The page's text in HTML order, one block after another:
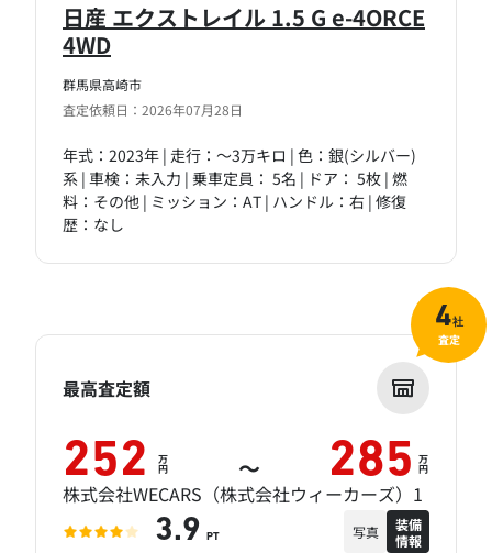
群馬県高崎市
査定依頼日：2026年07月28日
日産 エクストレイル 1.5 G e-4ORCE
4WD
年式：2023年 | 走行：～3万キロ | 色：銀(シルバー)
系 | 車検：未入力 | 乗車定員： 5名 | ドア： 5枚 | 燃
料：その他 | ミッション：AT | ハンドル：右 | 修復
歴：なし
最高査定額
252 万
円 ～ 285 万
円
株式会社WECARS（株式会社ウィーカーズ）1
3.9 PT 写真
装備
情報
4社
査定